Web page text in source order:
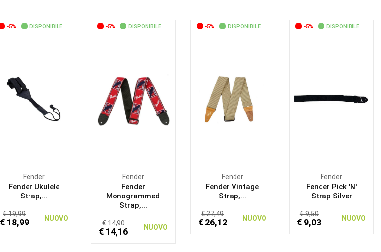
-5% DISPONIBILE
Fender
Fender Ukulele
Strap,...
€ 19,99
€ 18,99 NUOVO
-5% DISPONIBILE
Fender
Fender
Monogrammed
Strap,...
€ 14,90
€ 14,16 NUOVO
-5% DISPONIBILE
Fender
Fender Vintage
Strap,...
€ 27,49
€ 26,12 NUOVO
-5% DISPONIBILE
Fender
Fender Pick 'N'
Strap Silver
€ 9,50
€ 9,03 NUOVO